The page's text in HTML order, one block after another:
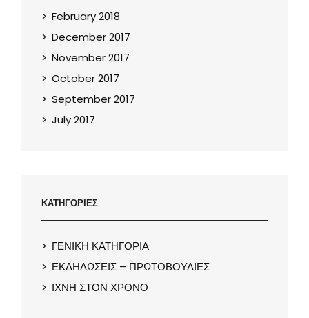
February 2018
December 2017
November 2017
October 2017
September 2017
July 2017
ΚΑΤΗΓΟΡΙΕΣ
ΓΕΝΙΚΗ ΚΑΤΗΓΟΡΙΑ
ΕΚΔΗΛΩΣΕΙΣ – ΠΡΩΤΟΒΟΥΛΙΕΣ
ΙΧΝΗ ΣΤΟΝ ΧΡΟΝΟ